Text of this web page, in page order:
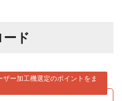
ド
ー加工機選定のポイントをま